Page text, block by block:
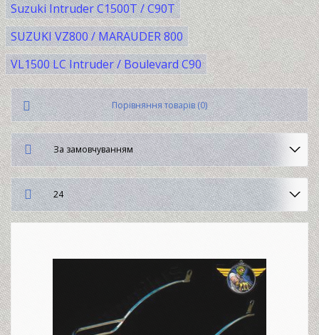
Suzuki Intruder C1500Т / C90Т
SUZUKI VZ800 / MARAUDER 800
VL1500 LC Intruder / Boulevard C90
Порівняння товарів (0)
За замовчуванням
24